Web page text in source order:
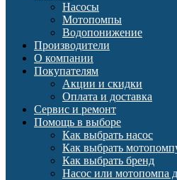
Насосы
Мотопомпы
Водопонижение
Производители
О компании
Покупателям
Акции и скидки
Оплата и доставка
Сервис и ремонт
Помощь в выборе
Как выбрать насос
Как выбрать
Как выбрать бренд
Насос или мотопомпа